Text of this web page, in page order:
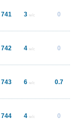
741 3 м/с 0
742 4 м/с 0
743 6 м/с 0.7
744 4 м/с 0